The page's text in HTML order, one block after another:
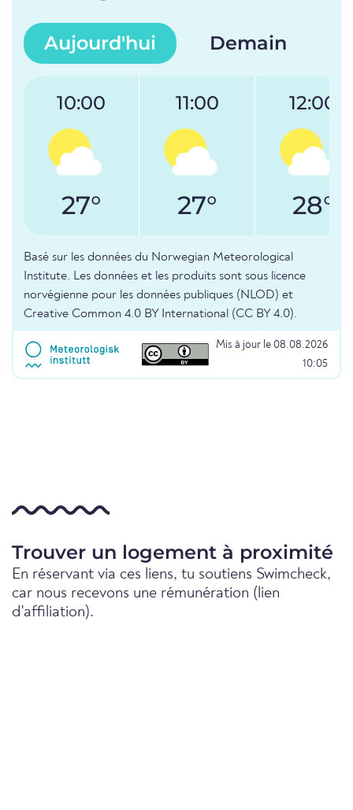
Aujourd'hui Demain
10:00
27°
11:00
27°
12:00
28°
Basé sur les données du Norwegian Meteorological
Institute. Les données et les produits sont sous licence
norvégienne pour les données publiques (NLOD) et
Creative Common 4.0 BY International (CC BY 4.0).
Mis à jour le 08.08.2026
10:05
Trouver un logement à proximité
En réservant via ces liens, tu soutiens Swimcheck,
car nous recevons une rémunération (lien
d'affiliation).